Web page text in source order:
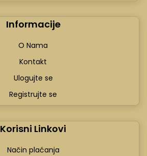
Informacije
O Nama
Kontakt
Ulogujte se
Registrujte se
Korisni Linkovi
Način plaćanja